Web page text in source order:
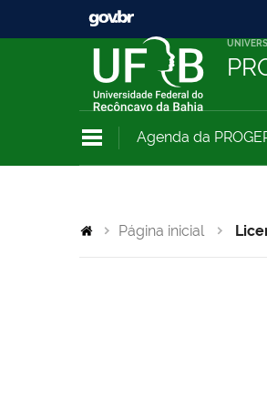
Agenda da
Página inicial